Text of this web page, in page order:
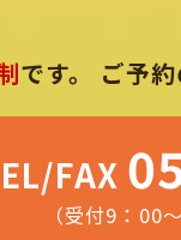
です。 ご予
FAX
（受付9：00